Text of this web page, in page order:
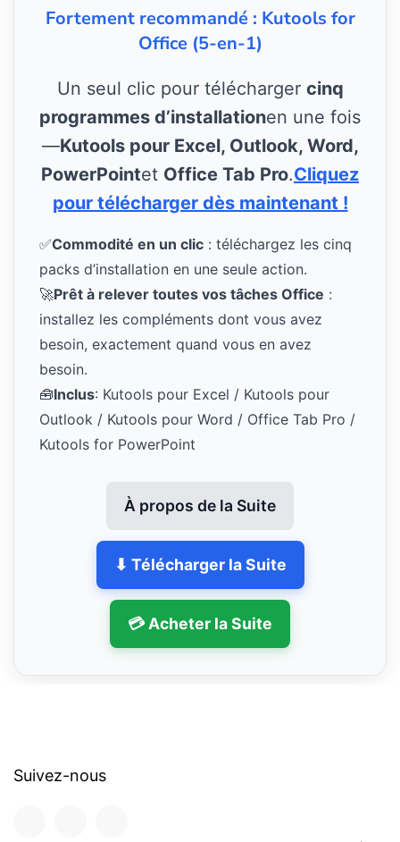
Fortement recommandé : Kutools for
Office (5-en-1)
Un seul clic pour télécharger cinq
programmes d’installationen une fois
—Kutools pour Excel, Outlook, Word,
PowerPointet Office Tab Pro.Cliquez
pour télécharger dès maintenant !
✅Commodité en un clic : téléchargez les cinq
packs d’installation en une seule action.
🚀Prêt à relever toutes vos tâches Office :
installez les compléments dont vous avez
besoin, exactement quand vous en avez
besoin.
🧰Inclus: Kutools pour Excel / Kutools pour
Outlook / Kutools pour Word / Office Tab Pro /
Kutools for PowerPoint
À propos de la Suite
⬇ Télécharger la Suite
💳 Acheter la Suite
Suivez-nous